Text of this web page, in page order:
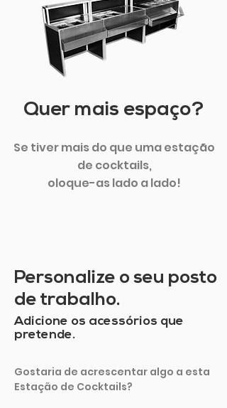
Quer mais espaço?
Se tiver mais do que uma estação
de cocktails,
oloque-as lado a lado!
Personalize o seu posto
de trabalho.
Adicione os acessórios que
pretende.
Gostaria de acrescentar algo a esta
Estação de Cocktails?